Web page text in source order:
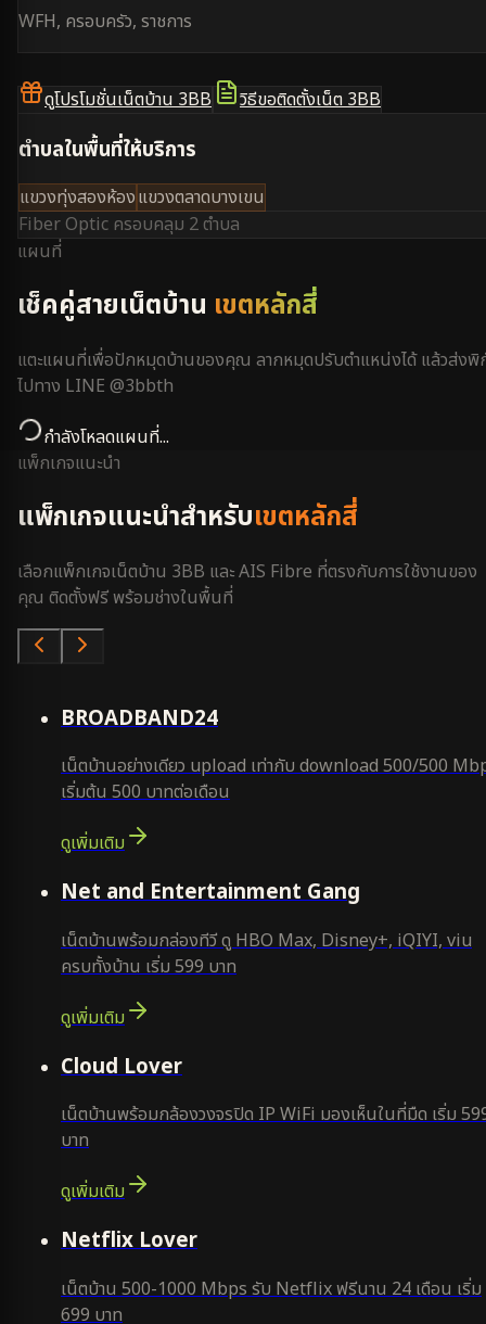
WFH, ครอบครัว, ราชการ
ดูโปรโมชั่นเน็ตบ้าน 3BB วิธีขอติดตั้งเน็ต 3BB
ตำบลในพื้นที่ให้บริการ
แขวงทุ่งสองห้องแขวงตลาดบางเขน
Fiber Optic ครอบคลุม 2 ตำบล
แผนที่
เช็คคู่สายเน็ตบ้าน เขตหลักสี่
แตะแผนที่เพื่อปักหมุดบ้านของคุณ ลากหมุดปรับตำแหน่งได้ แล้วส่งพิ
ไปทาง LINE @3bbth
กำลังโหลดแผนที่...
แพ็กเกจแนะนำ
แพ็กเกจแนะนำสำหรับเขตหลักสี่
เลือกแพ็กเกจเน็ตบ้าน 3BB และ AIS Fibre ที่ตรงกับการใช้งานของ
คุณ ติดตั้งฟรี พร้อมช่างในพื้นที่
BROADBAND24
เน็ตบ้านอย่างเดียว upload เท่ากับ download 500/500
เริ่มต้น 500 บาทต่อเดือน
ดูเพิ่มเติม
Net and Entertainment Gang
เน็ตบ้านพร้อมกล่องทีวี ดู HBO Max, Disney+, iQIYI, viu
ครบทั้งบ้าน เริ่ม 599 บาท
ดูเพิ่มเติม
Cloud Lover
เน็ตบ้านพร้อมกล้องวงจรปิด IP WiFi มองเห็นในที่มืด เริ่ม
บาท
ดูเพิ่มเติม
Netflix Lover
เน็ตบ้าน 500-1000 Mbps รับ Netflix ฟรีนาน 24 เดือน เริ่ม
699 บาท